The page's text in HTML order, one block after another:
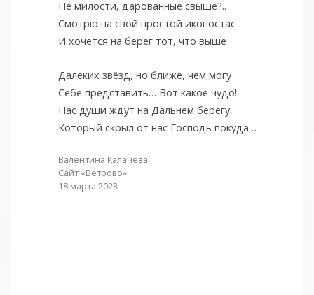
Не милости, дарованные свыше?..
Смотрю на свой простой иконостас
И хочется на берег тот, что выше
Далёких звёзд, но ближе, чем могу
Себе представить… Вот какое чудо!
Нас души ждут на Дальнем берегу,
Который скрыл от нас Господь покуда…
Валентина Калачёва
Сайт «Ветрово»
18 марта 2023